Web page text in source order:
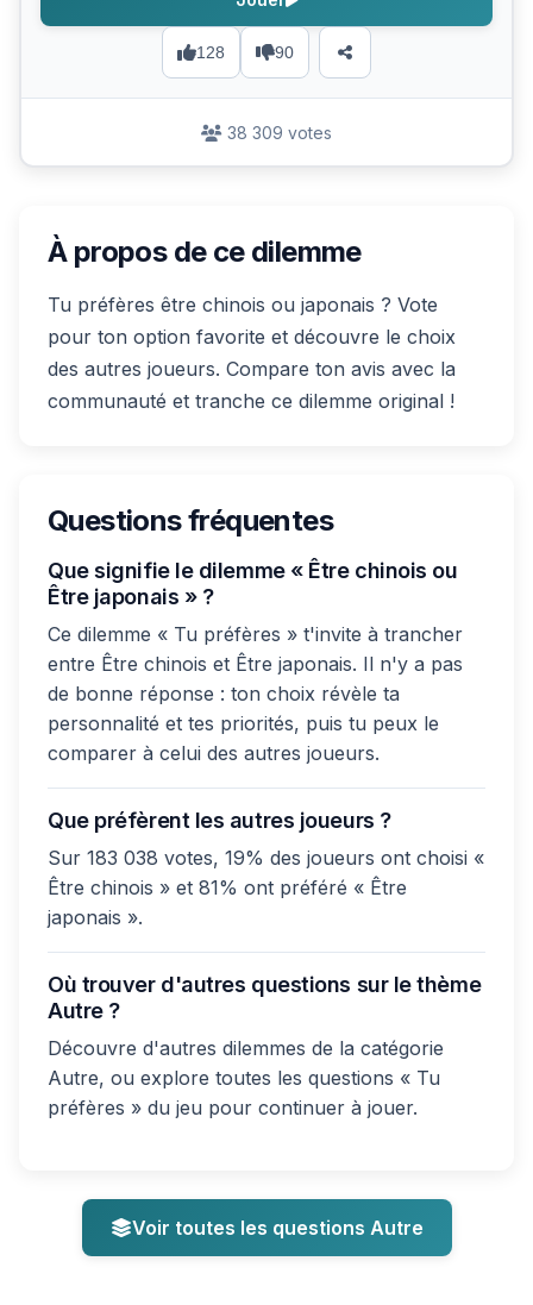
128 90
38 309 votes
À propos de ce dilemme
Tu préfères être chinois ou japonais ? Vote
pour ton option favorite et découvre le choix
des autres joueurs. Compare ton avis avec la
communauté et tranche ce dilemme original !
Questions fréquentes
Que signifie le dilemme « Être chinois ou
Être japonais » ?
Ce dilemme « Tu préfères » t'invite à trancher
entre Être chinois et Être japonais. Il n'y a pas
de bonne réponse : ton choix révèle ta
personnalité et tes priorités, puis tu peux le
comparer à celui des autres joueurs.
Que préfèrent les autres joueurs ?
Sur 183 038 votes, 19% des joueurs ont choisi «
Être chinois » et 81% ont préféré « Être
japonais ».
Où trouver d'autres questions sur le thème
Autre ?
Découvre d'autres dilemmes de la catégorie
Autre, ou explore toutes les questions « Tu
préfères » du jeu pour continuer à jouer.
Voir toutes les questions Autre